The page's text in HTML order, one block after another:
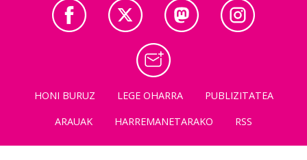
HONI BURUZ LEGE OHARRA
PUBLIZITATEA
ARAUAK
HARREMANETARAKO RSS